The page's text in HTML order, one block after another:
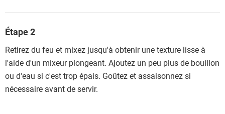
Étape 2
Retirez du feu et mixez jusqu'à obtenir une texture lisse à
l'aide d'un mixeur plongeant. Ajoutez un peu plus de bouillon
ou d'eau si c'est trop épais. Goûtez et assaisonnez si
nécessaire avant de servir.